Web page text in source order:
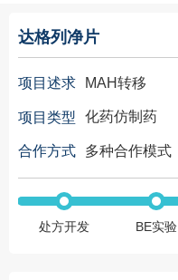
达格列净片
项目述求 MAH转移
项目类型 化药仿制药
合作方式 多种合作模式
处方开发 BE实验